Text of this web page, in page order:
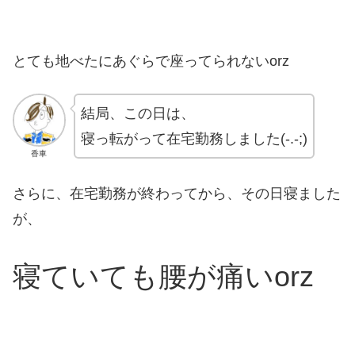
とても地べたにあぐらで座ってられないorz
香車
結局、この日は、
寝っ転がって在宅勤務しました(-.-;)
さらに、在宅勤務が終わってから、その日寝ました
が、
寝ていても腰が痛いorz